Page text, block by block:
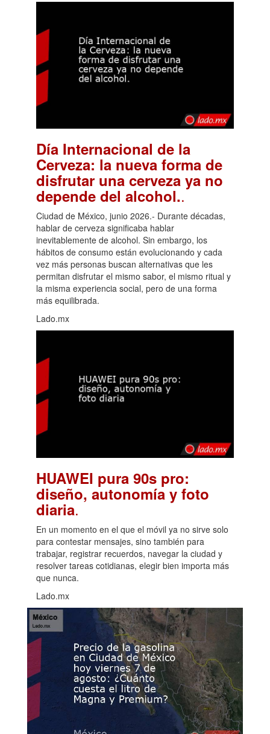
Día Internacional de la
Cerveza: la nueva forma de
disfrutar una cerveza ya no
depende del alcohol..
Ciudad de México, junio 2026.- Durante décadas,
hablar de cerveza significaba hablar
inevitablemente de alcohol. Sin embargo, los
hábitos de consumo están evolucionando y cada
vez más personas buscan alternativas que les
permitan disfrutar el mismo sabor, el mismo ritual y
la misma experiencia social, pero de una forma
más equilibrada.
Lado.mx
HUAWEI pura 90s pro:
diseño, autonomía y foto
diaria.
En un momento en el que el móvil ya no sirve solo
para contestar mensajes, sino también para
trabajar, registrar recuerdos, navegar la ciudad y
resolver tareas cotidianas, elegir bien importa más
que nunca.
Lado.mx